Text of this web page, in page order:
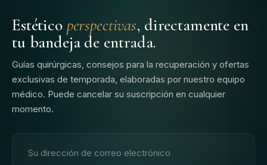
Estético perspectivas, directamente en
tu bandeja de entrada.
Guías quirúrgicas, consejos para la recuperación y ofertas
exclusivas de temporada, elaboradas por nuestro equipo
médico. Puede cancelar su suscripción en cualquier
momento.